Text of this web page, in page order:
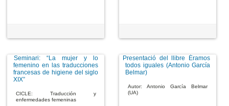
Seminari: “La mujer y lo
femenino en las traducciones
francesas de higiene del siglo
XIX”
CICLE: Traducción y
enfermedades femeninas
Presentació del llibre Éramos
todos iguales (Antonio García
Belmar)
Autor: Antonio García Belmar
(UA)